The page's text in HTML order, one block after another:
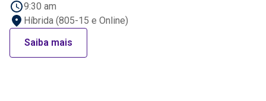
9:30 am
Híbrida (805-15 e Online)
Saiba mais